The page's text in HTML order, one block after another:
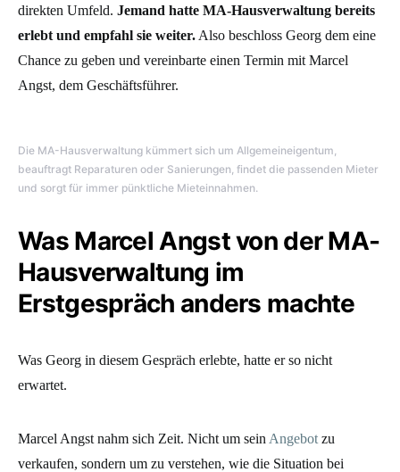
direkten Umfeld. Jemand hatte MA-Hausverwaltung bereits
erlebt und empfahl sie weiter. Also beschloss Georg dem eine
Chance zu geben und vereinbarte einen Termin mit Marcel
Angst, dem Geschäftsführer.
Die MA-Hausverwaltung kümmert sich um Allgemeineigentum,
beauftragt Reparaturen oder Sanierungen, findet die passenden Mieter
und sorgt für immer pünktliche Mieteinnahmen.
Was Marcel Angst von der MA-
Hausverwaltung im
Erstgespräch anders machte
Was Georg in diesem Gespräch erlebte, hatte er so nicht
erwartet.
Marcel Angst nahm sich Zeit. Nicht um sein Angebot zu
verkaufen, sondern um zu verstehen, wie die Situation bei